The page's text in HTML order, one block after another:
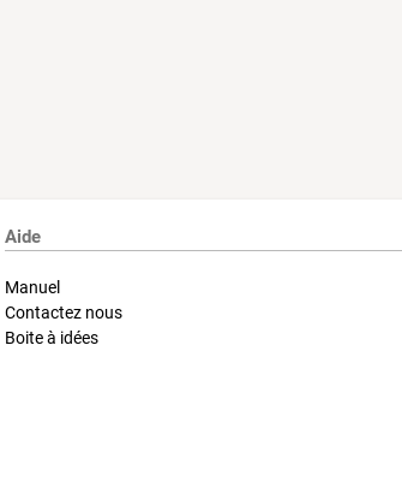
Aide
Manuel
Contactez nous
Boite à idées